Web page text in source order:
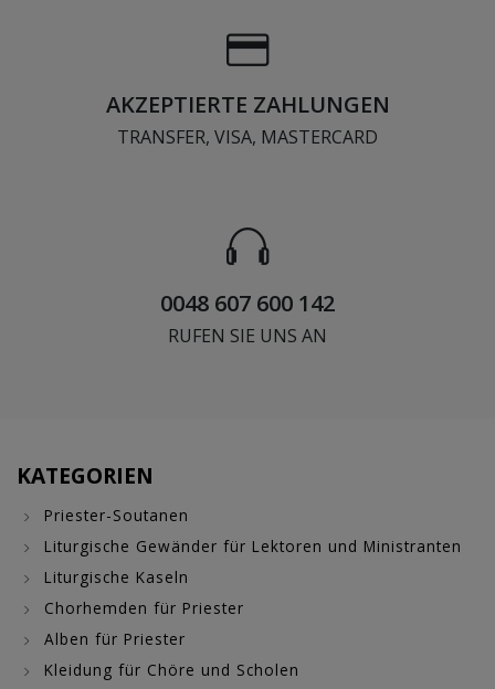
AKZEPTIERTE ZAHLUNGEN
TRANSFER, VISA, MASTERCARD
0048 607 600 142
RUFEN SIE UNS AN
KATEGORIEN
Priester-Soutanen
Liturgische Gewänder für Lektoren und Ministranten
Liturgische Kaseln
Chorhemden für Priester
Alben für Priester
Kleidung für Chöre und Scholen